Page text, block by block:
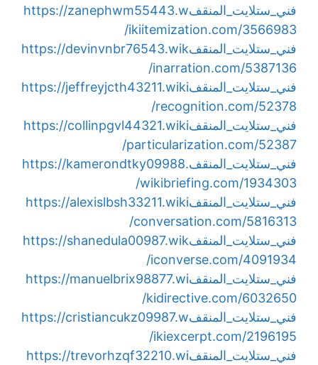
فني_ستلايت_المنقفhttps://zanephwm55443.w
ikiitemization.com/3566983/
فني_ستلايت_المنقفhttps://devinvnbr76543.wik
inarration.com/5387136/
فني_ستلايت_المنقفhttps://jeffreyjcth43211.wiki
recognition.com/52378/
فني_ستلايت_المنقفhttps://collinpgvl44321.wiki
particularization.com/52387/
فني_ستلايت_المنقفhttps://kamerondtky09988.
wikibriefing.com/1934303/
فني_ستلايت_المنقفhttps://alexislbsh33211.wiki
conversation.com/5816313/
فني_ستلايت_المنقفhttps://shanedula00987.wik
iconverse.com/4091934/
فني_ستلايت_المنقفhttps://manuelbrix98877.wi
kidirective.com/6032650/
فني_ستلايت_المنقفhttps://cristiancukz09987.w
ikiexcerpt.com/2196195/
فني_ستلايت_المنقفhttps://trevorhzqf32210.wi